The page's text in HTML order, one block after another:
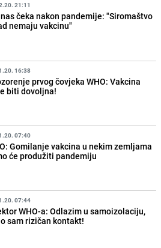
21:11
čeka nakon pandemije: "Siromaštvo
nemaju vakcinu"
16:38
prvog čovjeka WHO: Vakcina
biti dovoljna!
07:40
Gomilanje vakcina u nekim zemljama
će produžiti pandemiju
07:44
WHO-a: Odlazim u samoizolaciju,
sam rizičan kontakt!